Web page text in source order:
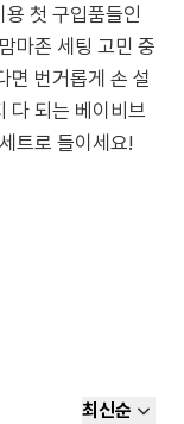
첫 구입품들인
마존 세팅 고민 중
면 번거롭게 손 설
다 되는 베이비브
트로 들이세요!
최신순